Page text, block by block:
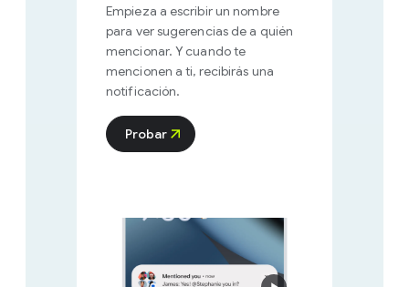
Empieza a escribir un nombre
para ver sugerencias de a quién
mencionar. Y cuando te
mencionen a ti, recibirás una
notificación.
Probar